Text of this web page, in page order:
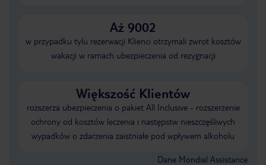
Aż 9002
w przypadku tylu rezerwacji Klienci otrzymali zwrot kosztów
wakacji w ramach ubezpieczenia od rezygnacji
Większość Klientów
rozszerza ubezpieczenia o pakiet All Inclusive - rozszerzenie
ochrony od kosztów leczenia i następstw nieszczęśliwych
wypadków o zdarzenia zaistniałe pod wpływem alkoholu
Dane Mondial Assistance